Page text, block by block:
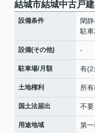
結城市結城中古戸
設備条件
閑
駐
設備(その他) -
駐車場/月額 有(2
土地権利 所
国土法届出 不要
用途地域 第